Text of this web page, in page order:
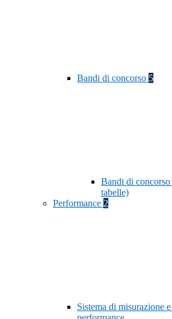
Bandi di concorso 5
Bandi di
tabelle)
Performance 2
Sistema di misurazione